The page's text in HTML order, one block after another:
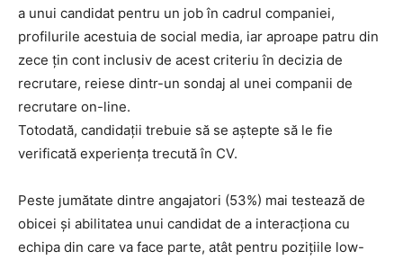
a unui candidat pentru un job în cadrul companiei,
profilurile acestuia de social media, iar aproape patru din
zece țin cont inclusiv de acest criteriu în decizia de
recrutare, reiese dintr-un sondaj al unei companii de
recrutare on-line.
Totodată, candidații trebuie să se aștepte să le fie
verificată experiența trecută în CV.
Peste jumătate dintre angajatori (53%) mai testează de
obicei și abilitatea unui candidat de a interacționa cu
echipa din care va face parte, atât pentru pozițiile low-